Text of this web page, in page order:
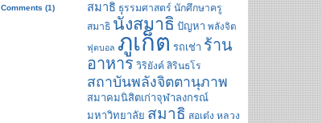
Comments (1)
สมาธิ ธรรมศาสตร์ นักศึกษาครู
สมาธิ นั่งสมาธิ ปัญหา พลังจิต
ฟุตบอล ภูเก็ต รถเช่า ร้าน
อาหาร วิริยังค์ สิรินธโร
สถาบันพลังจิตตานุภาพ
สมาคมนิสิตเก่าจุฬาลงกรณ์
มหาวิทยาลัย สมาธิ สอเต๋ง หลวง